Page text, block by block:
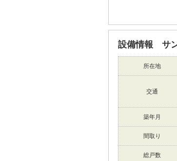
設備情報 サ
所在地
交通
築年月
間取り
総戸数